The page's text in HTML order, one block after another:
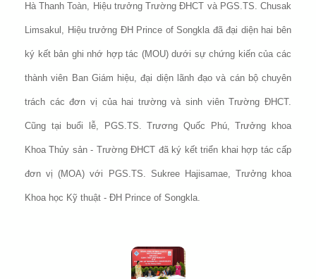
Hà Thanh Toàn, Hiệu trưởng Trường ĐHCT và PGS.TS. Chusak
Limsakul, Hiệu trưởng ĐH Prince of Songkla đã đại diện hai bên
ký kết bản ghi nhớ hợp tác (MOU) dưới sự chứng kiến của các
thành viên Ban Giám hiệu, đại diện lãnh đạo và cán bộ chuyên
trách các đơn vị của hai trường và sinh viên Trường ĐHCT.
Cũng tại buổi lễ, PGS.TS. Trương Quốc Phú, Trưởng khoa
Khoa Thủy sản - Trường ĐHCT đã ký kết triển khai hợp tác cấp
đơn vị (MOA) với PGS.TS. Sukree Hajisamae, Trưởng khoa
Khoa học Kỹ thuật - ĐH Prince of Songkla.